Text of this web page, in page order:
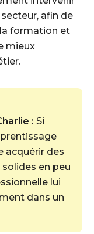
afin de
formation et
mieux
: Si
acquérir des
en peu
lui
dans un